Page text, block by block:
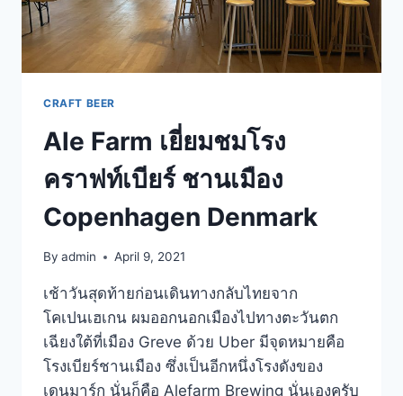
CRAFT BEER
Ale Farm เยี่ยมชมโรง
คราฟท์เบียร์ ชานเมือง
Copenhagen Denmark
By admin April 9, 2021
เช้าวันสุดท้ายก่อนเดินทางกลับไทยจาก
โคเปนเฮเกน ผมออกนอกเมืองไปทางตะวันตก
เฉียงใต้ที่เมือง Greve ด้วย Uber มีจุดหมายคือ
โรงเบียร์ชานเมือง ซึ่งเป็นอีกหนึ่งโรงดังของ
เดนมาร์ก นั่นก็คือ Alefarm Brewing นั่นเองครับ